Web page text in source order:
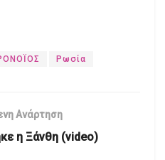
Ρωσία
Ανάρτηση
η Ξάνθη (video)